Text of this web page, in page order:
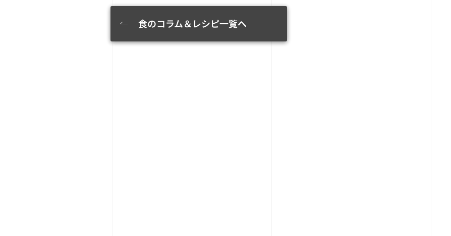
食のコラム＆レシピ一覧へ